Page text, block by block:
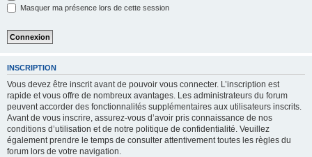
Masquer ma présence lors de cette session
INSCRIPTION
Vous devez être inscrit avant de pouvoir vous connecter. L’inscription est
rapide et vous offre de nombreux avantages. Les administrateurs du forum
peuvent accorder des fonctionnalités supplémentaires aux utilisateurs inscrits.
Avant de vous inscrire, assurez-vous d’avoir pris connaissance de nos
conditions d’utilisation et de notre politique de confidentialité. Veuillez
également prendre le temps de consulter attentivement toutes les règles du
forum lors de votre navigation.